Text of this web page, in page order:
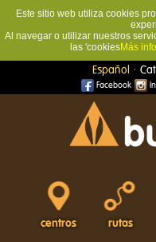
Este sitio web utiliza cookies
Al navegar o utilizar nuestros
las 'cookiesMás
Español ·
Facebook
centros rutas